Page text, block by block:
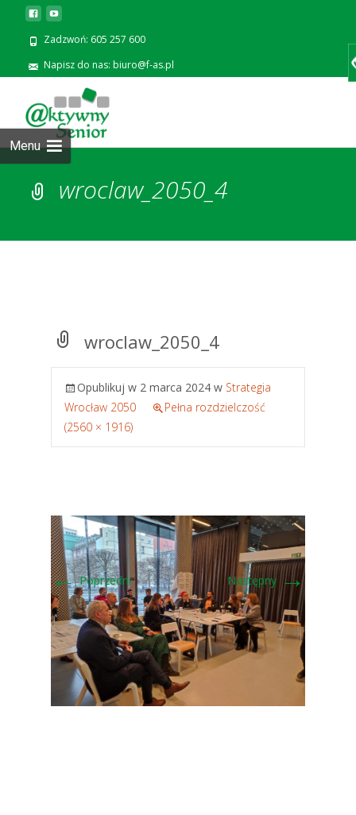
Zadzwoń: 605 257 600
Napisz do nas: biuro@f-as.pl
Menu
wroclaw_2050_4
wroclaw_2050_4
Opublikuj w 2 marca 2024 w Strategia
Wrocław 2050
Pełna rozdzielczość
(2560 × 1916)
←Poprzedni Następny →